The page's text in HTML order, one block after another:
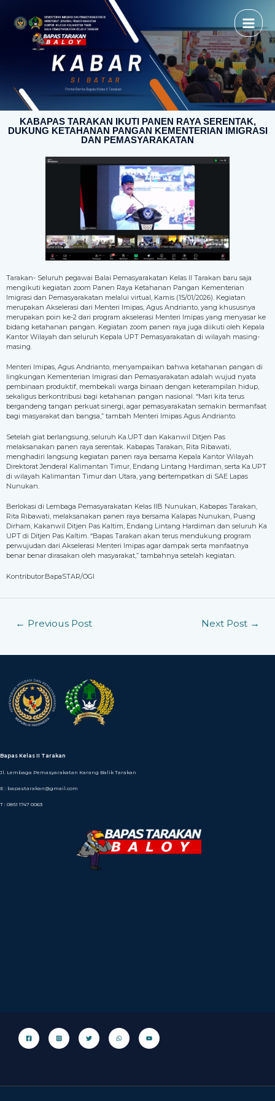
KABAPAS TARAKAN IKUTI PANEN RAYA SERENTAK,
DUKUNG KETAHANAN PANGAN KEMENTERIAN IMIGRASI
DAN PEMASYARAKATAN
Tarakan- Seluruh pegawai Balai Pemasyarakatan Kelas II Tarakan baru saja
mengikuti kegiatan zoom Panen Raya Ketahanan Pangan Kementerian
Imigrasi dan Pemasyarakatan melalui virtual, Kamis (15/01/2026). Kegiatan
merupakan Akselerasi dari Menteri Imipas, Agus Andrianto, yang khususnya
merupakan poin ke-2 dari program akselerasi Menteri Imipas yang menyasar ke
bidang ketahanan pangan. Kegiatan zoom panen raya juga diikuti oleh Kepala
Kantor Wilayah dan seluruh Kepala UPT Pemasyarakatan di wilayah masing-
masing.
Menteri Imipas, Agus Andrianto, menyampaikan bahwa ketahanan pangan di
lingkungan Kementerian Imigrasi dan Pemasyarakatan adalah wujud nyata
pembinaan produktif, membekali warga binaan dengan keterampilan hidup,
sekaligus berkontribusi bagi ketahanan pangan nasional. “Mari kita terus
bergandeng tangan perkuat sinergi, agar pemasyarakatan semakin bermanfaat
bagi masyarakat dan bangsa,” tambah Menteri Imipas Agus Andrianto.
Setelah giat berlangsung, seluruh Ka.UPT dan Kakanwil Ditjen Pas
melaksanakan panen raya serentak. Kabapas Tarakan, Rita Ribawati,
menghadiri langsung kegiatan panen raya bersama Kepala Kantor Wilayah
Direktorat Jenderal Kalimantan Timur, Endang Lintang Hardiman, serta Ka.UPT
di wilayah Kalimantan Timur dan Utara, yang bertempatkan di SAE Lapas
Nunukan.
Berlokasi di Lembaga Pemasyarakatan Kelas IIB Nunukan, Kabapas Tarakan,
Rita Ribawati, melaksanakan panen raya bersama Kalapas Nunukan, Puang
Dirham, Kakanwil Ditjen Pas Kaltim, Endang Lintang Hardiman dan seluruh Ka
UPT di Ditjen Pas Kaltim. “Bapas Tarakan akan terus mendukung program
perwujudan dari Akselerasi Menteri Imipas agar dampak serta manfaatnya
benar benar dirasakan oleh masyarakat,” tambahnya setelah kegiatan.
Kontributor:BapaSTAR/OGI
← Previous Post Next Post →
Bapas Kelas II Tarakan
Jl. Lembaga Pemasyarakatan Karang Balik Tarakan
E : bapastarakan@gmail.com
T : 0851 1747 0063